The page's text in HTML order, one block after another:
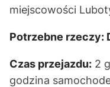
miejscowości
Potrzebne rzeczy:
Czas przejazdu: 2
godzina